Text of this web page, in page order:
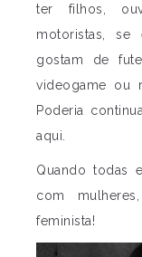
ter filhos,
motoristas, se
gostam de
videogame ou
Poderia
aqui.
Quando todas
com
feminista!